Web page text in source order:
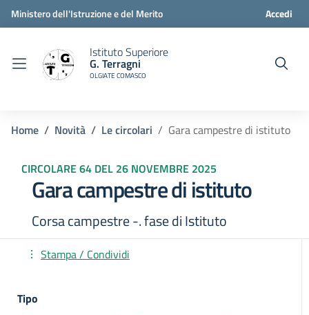
Ministero dell'Istruzione e del Merito Accedi
Istituto Superiore
G. Terragni
OLGIATE COMASCO
Home Novità Le circolari Gara campestre di istituto
CIRCOLARE 64 DEL 26 NOVEMBRE 2025
Gara campestre di istituto
Corsa campestre -. fase di Istituto
Stampa / Condividi
Tipo